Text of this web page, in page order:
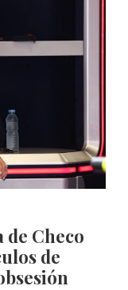
de Checo
de